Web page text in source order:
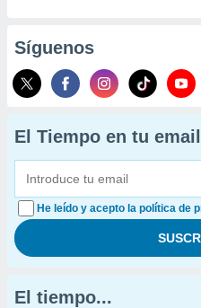
Síguenos
El Tiempo en tu email
He leído y acepto la política de
El tiempo...